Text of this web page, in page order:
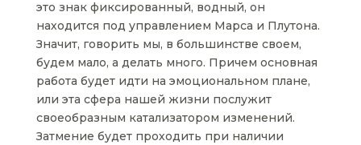
это знак фиксированный, водный, он
находится под управлением Марса и Плутона.
Значит, говорить мы, в большинстве своем,
будем мало, а делать много. Причем основная
работа будет идти на эмоциональном плане,
или эта сфера нашей жизни послужит
своеобразным катализатором изменений.
Затмение будет проходить при наличии